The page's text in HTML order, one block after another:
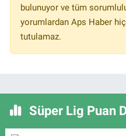
bulunuyor ve tüm
yorumlardan Aps Haber
tutulamaz.
Süper Lig Puan